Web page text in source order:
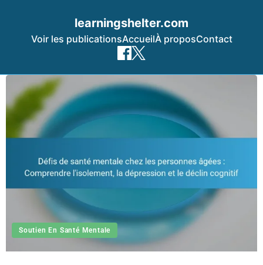
learningshelter.com
Voir les publicationsAccueilÀ proposContact
Skip to content
Soutien En Santé Mentale